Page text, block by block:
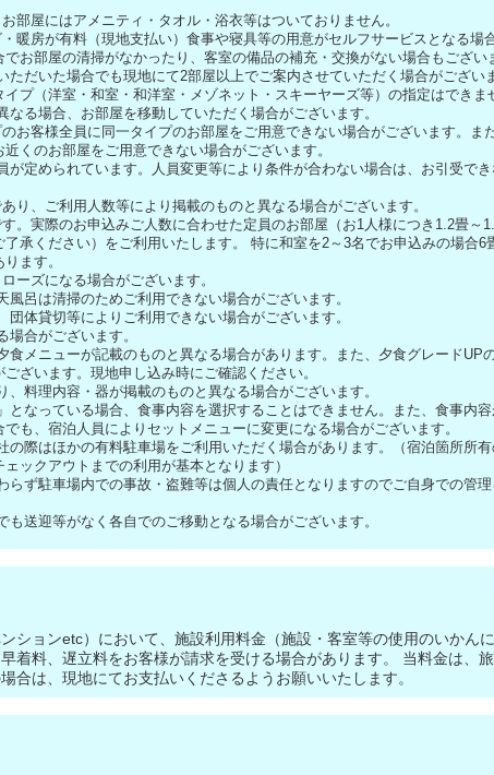
部屋にはアメニティ・タオル・浴衣等はついておりません。
暖房が有料（現地支払い）食事や寝具等の用意がセルフサービスとなる場
お部屋の清掃がなかったり、客室の備品の補充・交換がない場合もござい
ただいた場合でも現地にて2部屋以上でご案内させていただく場合がござい
プ（洋室・和室・和洋室・メゾネット・スキーヤーズ等）の指定はできま
る場合、お部屋を移動していただく場合がございます。
お客様全員に同一タイプのお部屋をご用意できない場合がございます。ま
くのお部屋をご用意できない場合がございます。
が定められています。人員変更等により条件が合わない場合は、お引受で
り、ご利用人数等により掲載のものと異なる場合がございます。
。実際のお申込みご人数に合わせた定員のお部屋（お1人様につき1.2畳～
承ください）をご利用いたします。 特に和室を2～3名でお申込みの場合6
ます。
ーズになる場合がございます。
風呂は清掃のためご利用できない場合がございます。
団体貸切等によりご利用できない場合がございます。
合がございます。
食メニューが記載のものと異なる場合があります。また、夕食グレードUP
ざいます。現地申し込み時にご確認ください。
、料理内容・器が掲載のものと異なる場合がございます。
となっている場合、食事内容を選択することはできません。また、食事内
も、宿泊人員によりセットメニューに変更になる場合がございます。
の際はほかの有料駐車場をご利用いただく場合があります。（宿泊箇所所
ックアウトまでの利用が基本となります）
らず駐車場内での事故・盗難等は個人の責任となりますのでご自身での管
も送迎等がなく各自でのご移動となる場合がございます。
ションetc）において、施設利用料金（施設・客室等の使用のいかん
着料、遅立料をお客様が請求を受ける場合があります。 当料金は、
合は、現地にてお支払いくださるようお願いいたします。